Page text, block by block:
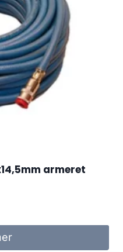
armeret